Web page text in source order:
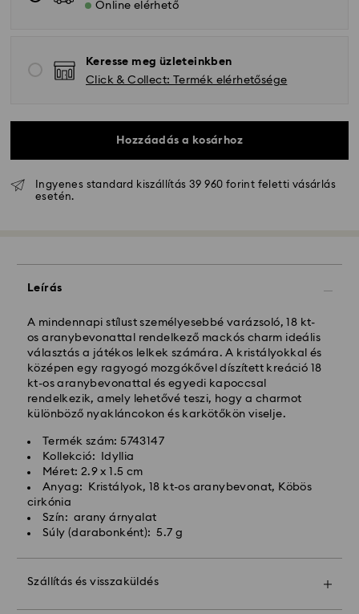
Online elérhető
Keresse meg üzleteinkben
Click & Collect: Termék elérhetősége
Hozzáadás a kosárhoz
Ingyenes standard kiszállítás 39 960 forint feletti vásárlás
esetén.
Leírás
A mindennapi stílust személyesebbé varázsoló, 18 kt-
os aranybevonattal rendelkező mackós charm ideális
választás a játékos lelkek számára. A kristályokkal és
középen egy ragyogó mozgókővel díszített kreáció 18
kt-os aranybevonattal és egyedi kapoccsal
rendelkezik, amely lehetővé teszi, hogy a charmot
különböző nyakláncokon és karkötőkön viselje.
Termék szám: 5743147
Kollekció: Idyllia
Méret: 2.9 x 1.5 cm
Anyag: Kristályok, 18 kt-os aranybevonat, Köbös
cirkónia
Szín: arany árnyalat
Súly (darabonként): 5.7 g
Szállítás és visszaküldés
Hagyományos szállítás - GLS
Hagyományos kiszállítási: 3 munkanap a feldolgozás
Hagyományos kiszállítási költség: HUF 2'000
Ingyenes kiszállítás a rendelések felett: HUF 39 960
Expressz kiszállítási - FedEx
A hétfőtől péntekig, CET 14:30 óráig leadott
megrendeléseket még aznap feldolgozzuk és
kiszállítjuk.
Expressz szállítási idő: 1 munkanap a feldolgozás és a
szállítás után
Expressz szállítási költség: HUF 7'200
A Swarovski nem szállít postafiókokba vagy APO-